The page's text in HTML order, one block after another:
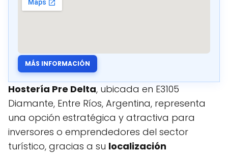
MÁS INFORMACIÓN
Hostería Pre Delta, ubicada en E3105
Diamante, Entre Ríos, Argentina, representa
una opción estratégica y atractiva para
inversores o emprendedores del sector
turístico, gracias a su localización